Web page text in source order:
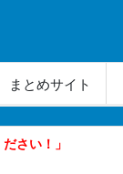
まとめサイト
さい！」